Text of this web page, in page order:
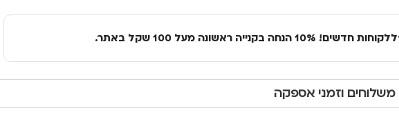
ללקוחות חדשים! 10% הנחה בקנייה ראשונה מעל 100 שקל באתר.
משלוחים וזמני אספקה